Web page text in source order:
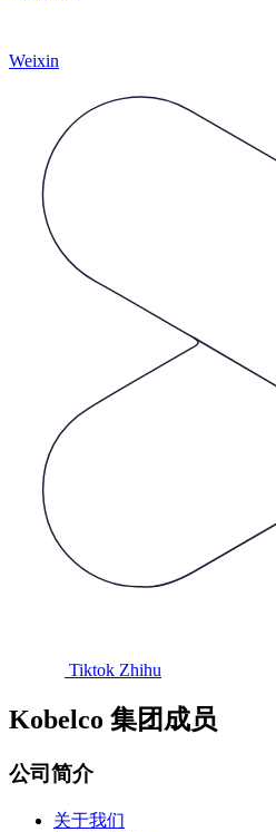
Weixin
Tiktok Zhihu
Kobelco 集团成员
公司简介
关于我们